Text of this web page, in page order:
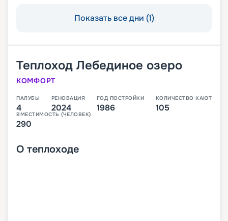
Показать все дни (1)
Теплоход Лебединое озеро
КОМФОРТ
ПАЛУБЫ
4
РЕНОВАЦИЯ
2024
ГОД ПОСТРОЙКИ
1986
КОЛИЧЕСТВО КАЮТ
105
ВМЕСТИМОСТЬ (ЧЕЛОВЕК)
290
О теплоходе